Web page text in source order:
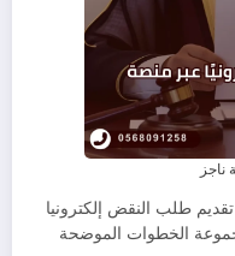
ناجز
طلب النقض إلكترونيا
الخطوات الموضحة